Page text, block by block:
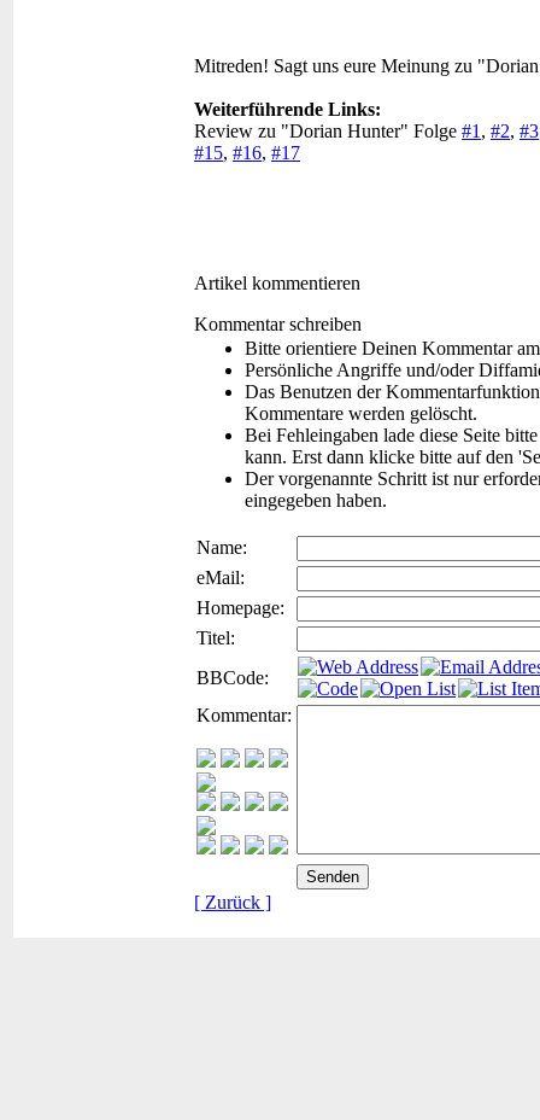
Mitreden! Sagt uns eure Meinung zu
Weiterführende Links:
Review zu "Dorian Hunter" Folge #1 , #2, #3
#15, #16, #17
Artikel kommentieren
Kommentar schreiben
Bitte orientiere Deinen Kommentar
Persönliche Angriffe und/oder
Das Benutzen der
Kommentare werden gelöscht.
Bei Fehleingaben lade diese Seite
kann. Erst dann klicke bitte auf den
Der vorgenannte Schritt ist nur
eingegeben haben.
Name:
eMail:
Homepage:
Titel:
BBCode:
Kommentar:
[ Zurück ]